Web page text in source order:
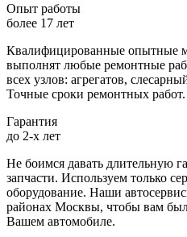
Опыт работы
более 17 лет
Квалифицированные опытные
выполнят любые ремонтные
всех узлов: агрегатов,
Точные сроки ремонтных работ.
Гарантия
до 2-х лет
Не боимся давать длительную
запчасти. Используем только
оборудование. Наши
районах Москвы, чтобы вам
Вашем автомобиле.